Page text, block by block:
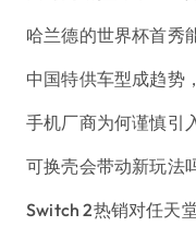
哈兰德的世界杯首秀
中国特供车型成趋势
手机厂商为何谨慎引
可换壳会带动新玩法
Switch 2热销对任天